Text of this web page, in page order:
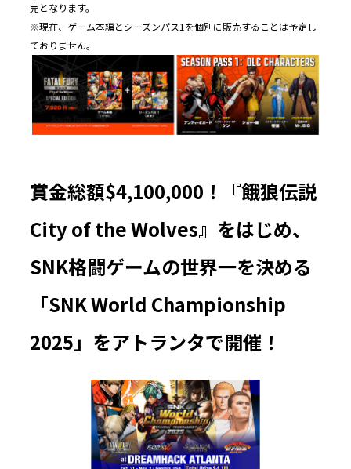
売となります。
※現在、ゲーム本編とシーズンパス1を個別に販売することは予定し
ておりません。
賞金総額$4,100,000！『餓狼伝説
City of the Wolves』をはじめ、
SNK格闘ゲームの世界一を決める
「SNK World Championship
2025」をアトランタで開催！